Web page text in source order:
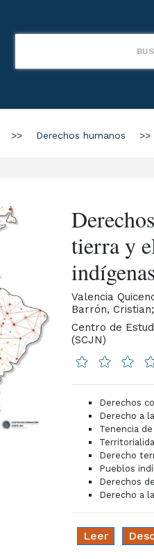
>> Derechos humanos >>
tierra y
Valencia
Barrón,
Centro de
(SCJN)
Derechos
Derecho a
Tenencia
Derecho
Pueblos
Derechos
Derecho a
Leer